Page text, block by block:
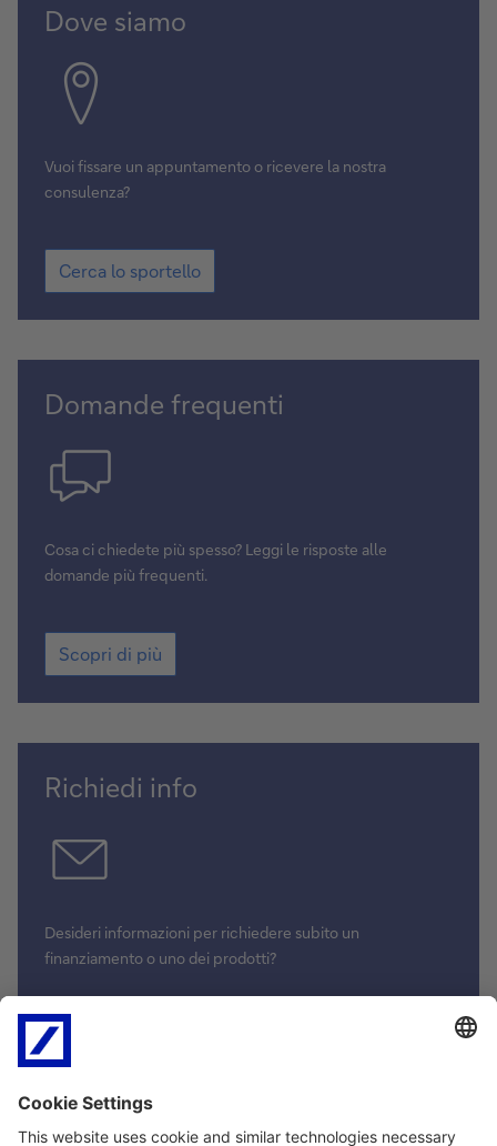
Dove siamo
Vuoi fissare un appuntamento o ricevere la nostra
consulenza?
Cerca lo sportello
Domande frequenti
Cosa ci chiedete più spesso? Leggi le risposte alle
domande più frequenti.
Scopri di più
Richiedi info
Desideri informazioni per richiedere subito un
finanziamento o uno dei prodotti?